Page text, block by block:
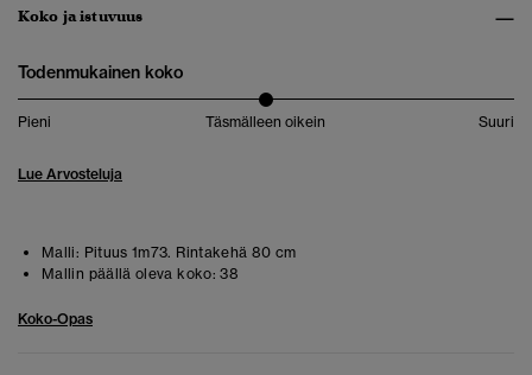
Koko ja istuvuus
Todenmukainen koko
Pieni Täsmälleen oikein Suuri
Lue Arvosteluja
Malli: Pituus 1m73. Rintakehä 80 cm
Mallin päällä oleva koko: 38
Koko-Opas